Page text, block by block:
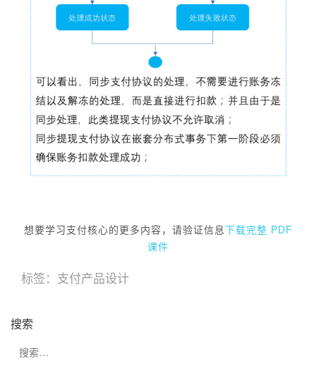
想要学习支付核心的更多内容，请验证信息下载完整 PDF
课件
标签： 支付产品设计
搜索